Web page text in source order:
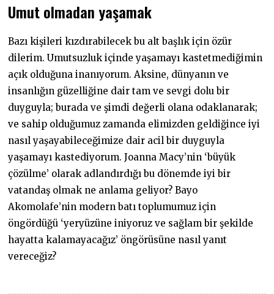
Umut olmadan yaşamak
Bazı kişileri kızdırabilecek bu alt başlık için özür
dilerim. Umutsuzluk içinde yaşamayı kastetmediğimin
açık olduğuna inanıyorum. Aksine, dünyanın ve
insanlığın güzelliğine dair tam ve sevgi dolu bir
duyguyla; burada ve şimdi değerli olana odaklanarak;
ve sahip olduğumuz zamanda elimizden geldiğince iyi
nasıl yaşayabileceğimize dair acil bir duyguyla
yaşamayı kastediyorum. Joanna Macy’nin ‘büyük
çözülme’ olarak adlandırdığı bu dönemde iyi bir
vatandaş olmak ne anlama geliyor? Bayo
Akomolafe’nin modern batı toplumumuz için
öngördüğü ‘yeryüzüne iniyoruz ve sağlam bir şekilde
hayatta kalamayacağız’ öngörüsüne nasıl yanıt
vereceğiz?